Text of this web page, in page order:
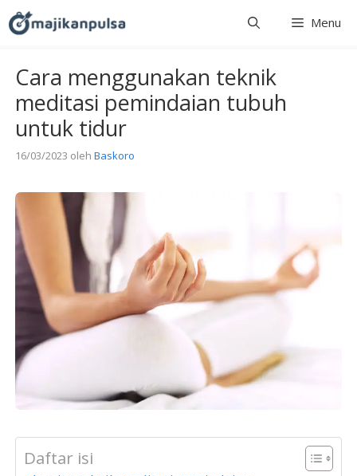
Langsung
ke
Menu
Cara menggunakan teknik
meditasi pemindaian tubuh
untuk tidur
16/03/2023 oleh Baskoro
Daftar isi